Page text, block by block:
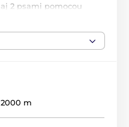
aj 2 psami pomocou
2000 m